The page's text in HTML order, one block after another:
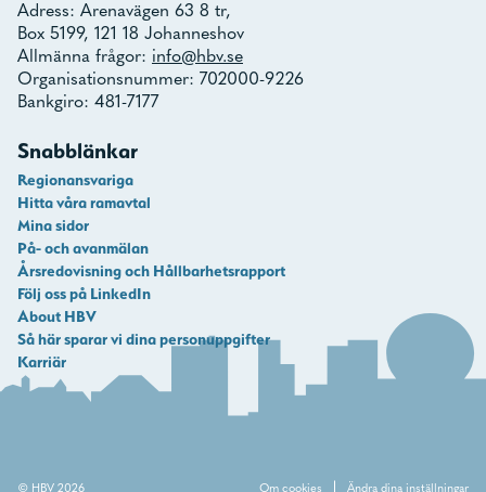
Adress: Arenavägen 63 8 tr,
Box 5199, 121 18 Johanneshov
Allmänna frågor: info@hbv.se
Organisationsnummer: 702000-9226
Bankgiro: 481-7177
Snabblänkar
Regionansvariga
Hitta våra ramavtal
Mina sidor
På- och avanmälan
Årsredovisning och Hållbarhetsrapport
Följ oss på LinkedIn
About HBV
Så här sparar vi dina personuppgifter
Karriär